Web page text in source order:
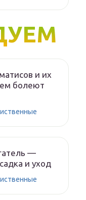
и их
болеют
—
и уход